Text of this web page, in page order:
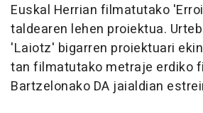
Euskal Herrian filmatutako
taldearen lehen proiektua.
'Laiotz' bigarren proiektuari
tan filmatutako metraje erdiko
Bartzelonako DA jaialdian